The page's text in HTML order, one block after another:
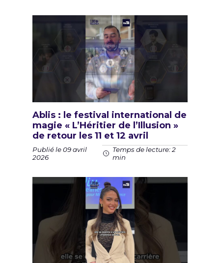
Ablis : le festival international de
magie « L’Héritier de l’Illusion »
de retour les 11 et 12 avril
Publié le 09 avril
2026
Temps de lecture: 2
min